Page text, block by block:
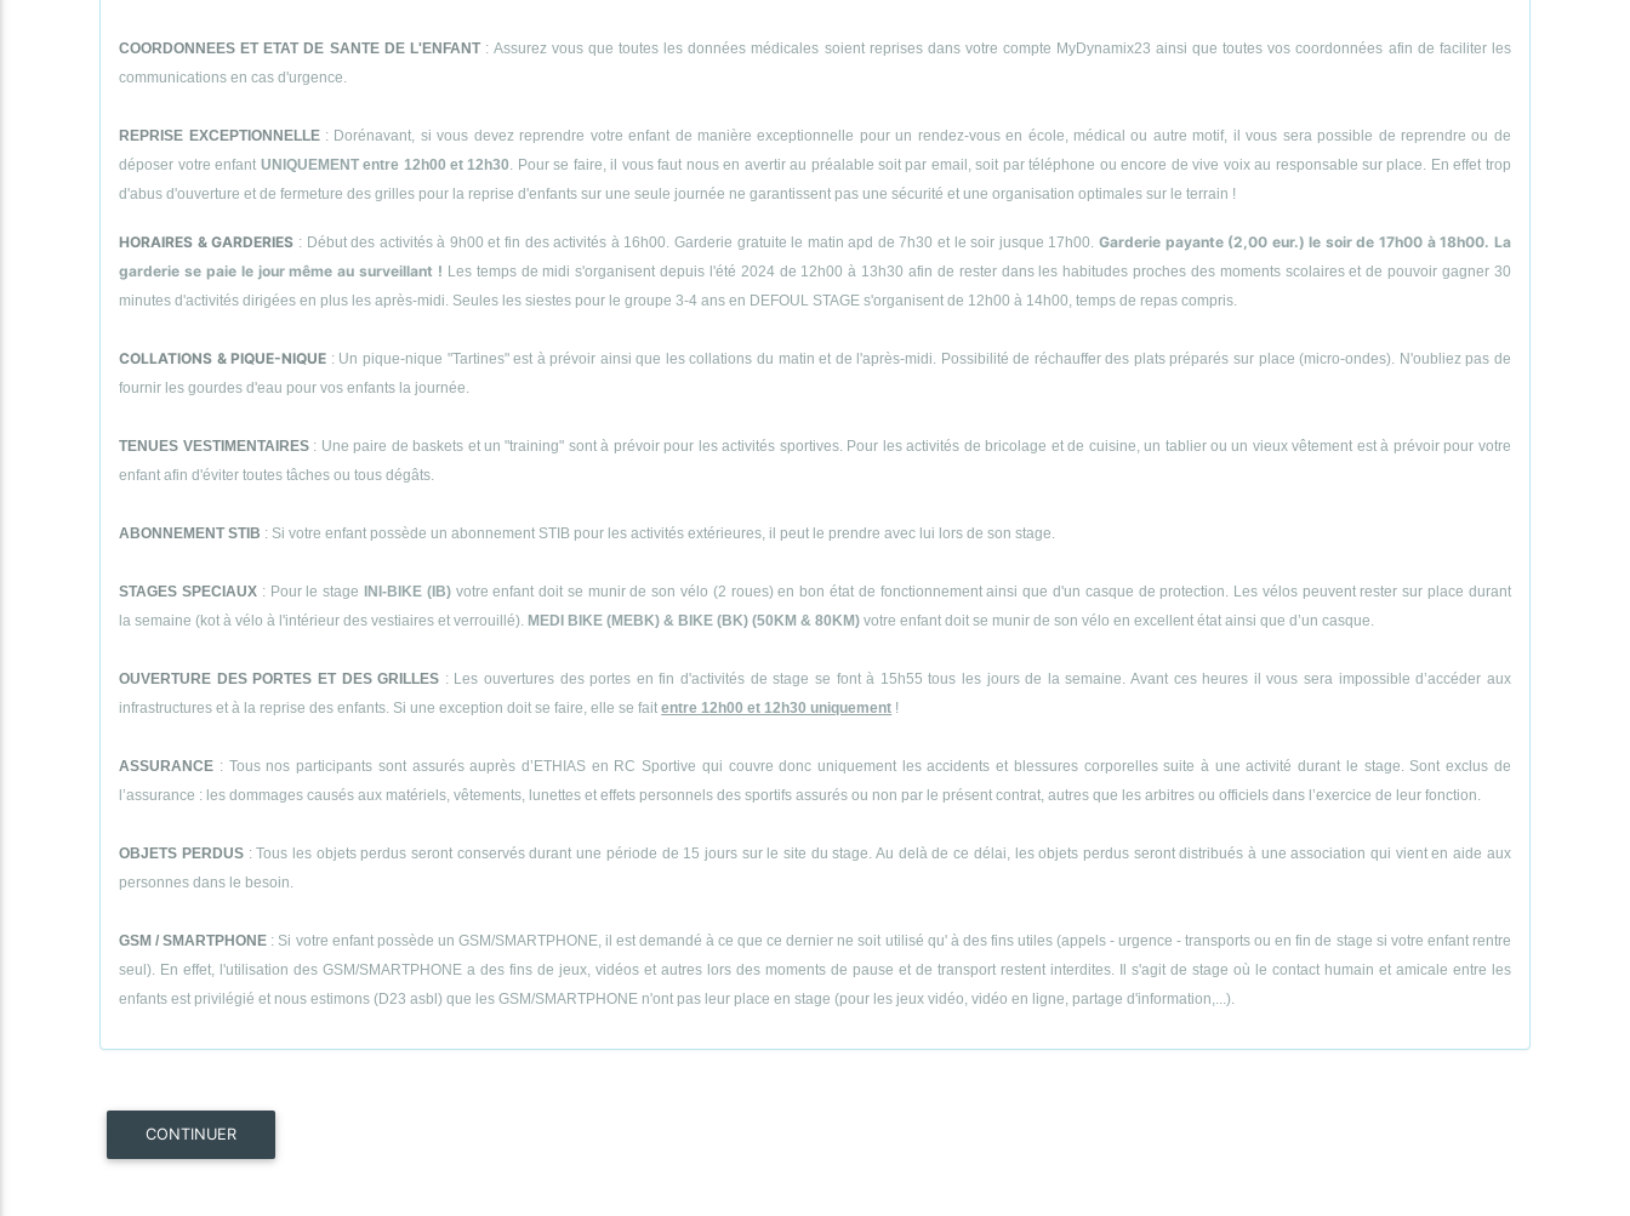
COORDONNEES ET ETAT DE SANTE DE L'ENFANT: Assurez vous que toutes les données médicales soient reprises dans votre compte MyDynamix23 ainsi que toutes vos coordonnées afin de faciliter les
communications en cas d'urgence.
REPRISE EXCEPTIONNELLE: Dorénavant, si vous devez reprendre votre enfant de manière exceptionnelle pour un rendez-vous en école, médical ou autre motif, il vous sera possible de reprendre ou de
déposer votre enfant UNIQUEMENT entre 12h00 et 12h30
. Pour se faire, il vous faut nous en avertir au préalable soit par email, soit par téléphone ou encore de vive voix au responsable sur place. En effet trop
d'abus d'ouverture et de fermeture des grilles pour la reprise d'enfants sur une seule journée ne garantissent pas une sécurité et une organisation optimales sur le terrain !
HORAIRES & GARDERIES : Début des activités à 9h00 et fin des activités à 16h00. Garderie gratuite le matin apd de 7h30 et le soir jusque 17h00. Garderie payante (2,00 eur.) le soir de 17h00 à 18h00. La
garderie se paie le jour même au surveillant ! Les temps de midi s'organisent depuis l'été 2024 de 12h00 à 13h30 afin de rester dans les habitudes proches des moments scolaires et de pouvoir gagner 30
minutes d'activités dirigées en plus les après-midi. Seules les siestes pour le groupe 3-4 ans en DEFOUL STAGE s'organisent de 12h00 à 14h00, temps de repas compris.
COLLATIONS & PIQUE-NIQUE : Un pique-nique "Tartines" est à prévoir ainsi que les collations du matin et de l'après-midi. Possibilité de réchauffer des plats préparés sur place (micro-ondes). N'oubliez pas de
fournir les gourdes d'eau pour vos enfants la journée.
TENUES VESTIMENTAIRES: Une paire de baskets et un "training" sont à prévoir pour les activités sportives. Pour les activités de bricolage et de cuisine, un tablier ou un vieux vêtement est à prévoir pour votre
enfant afin d'éviter toutes tâches ou tous dégâts.
ABONNEMENT STIB : Si votre enfant possède un abonnement STIB pour les activités extérieures, il peut le prendre avec lui lors de son stage.
STAGES SPECIAUX: Pour le stage INI-BIKE (IB)votre enfant doit se munir de son vélo (2 roues) en bon état de fonctionnement ainsi que d'un casque de protection. Les vélos peuvent rester sur place durant
la semaine (kot à vélo à l'intérieur des vestiaires et verrouillé). MEDI BIKE (MEBK) & BIKE (BK) (50KM & 80KM)votre enfant doit se munir de son vélo en excellent état ainsi que d’un casque.
OUVERTURE DES PORTES ET DES GRILLES : Les ouvertures des portes en fin d'activités de stage se font à 15h55 tous les jours de la semaine. Avant ces heures il vous sera impossible d’accéder aux
infrastructures et à la reprise des enfants. Si une exception doit se faire, elle se faitentre 12h00 et 12h30 uniquement !
ASSURANCE : Tous nos participants sont assurés auprès d’ETHIAS en RC Sportive qui couvre donc uniquement les accidents et blessures corporelles suite à une activité durant le stage. Sont exclus de
l’assurance : les dommages causés aux matériels, vêtements, lunettes et effets personnels des sportifs assurés ou non par le présent contrat, autres que les arbitres ou officiels dans l’exercice de leur fonction.
OBJETS PERDUS: Tous les objets perdus seront conservés durant une période de 15 jours sur le site du stage. Au delà de ce délai, les objets perdus seront distribués à une association qui vient en aide aux
personnes dans le besoin.
GSM / SMARTPHONE : Si votre enfant possède un GSM/SMARTPHONE, il est demandé à ce que ce dernier ne soit utilisé qu' à des fins utiles (appels - urgence - transports ou en fin de stage si votre enfant rentre
seul). En effet, l'utilisation des GSM/SMARTPHONE a des fins de jeux, vidéos et autres lors des moments de pause et de transport restent interdites. Il s'agit de stage où le contact humain et amicale entre les
enfants est privilégié et nous estimons (D23 asbl) que les GSM/SMARTPHONE n'ont pas leur place en stage (pour les jeux vidéo, vidéo en ligne, partage d'information,...).
CONTINUER